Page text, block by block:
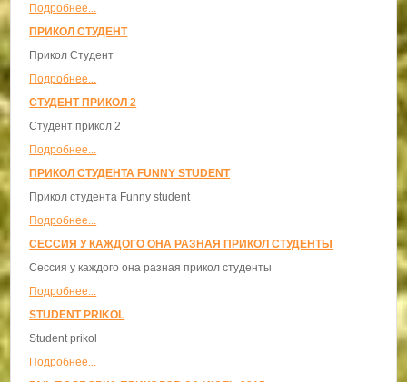
Подробнее...
ПРИКОЛ СТУДЕНТ
Прикол Студент
Подробнее...
СТУДЕНТ ПРИКОЛ 2
Студент прикол 2
Подробнее...
ПРИКОЛ СТУДЕНТА FUNNY STUDENT
Прикол студента Funny student
Подробнее...
СЕССИЯ У КАЖДОГО ОНА РАЗНАЯ ПРИКОЛ СТУДЕНТЫ
Сессия у каждого она разная прикол студенты
Подробнее...
STUDENT PRIKOL
Student prikol
Подробнее...